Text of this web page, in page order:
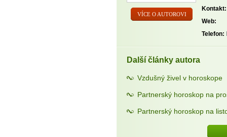
VÍCE O AUTOROVI
Kontakt:
Web:
Telefon:
Další články autora
Vzdušný živel v horoskope
Partnerský horoskop na
Partnerský horoskop na